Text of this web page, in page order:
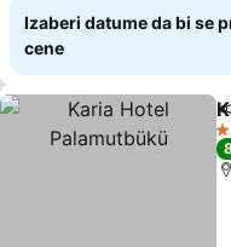
Izaberi datume da bi se
cene
1